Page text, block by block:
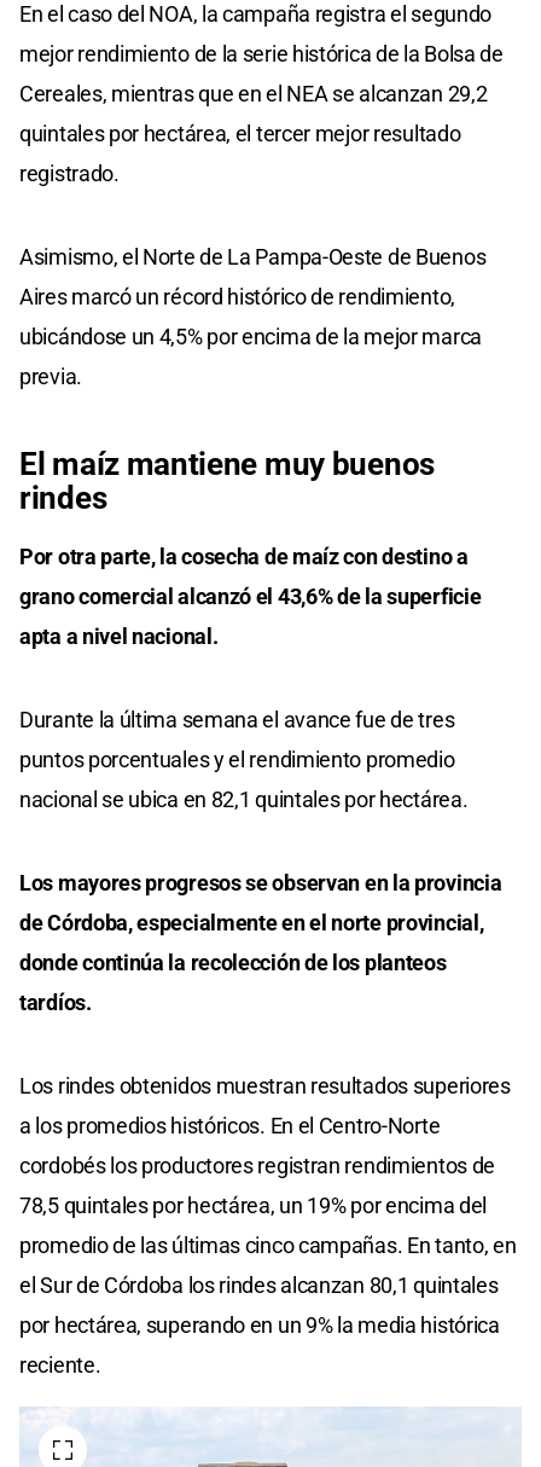
En el caso del NOA, la campaña registra el segundo
mejor rendimiento de la serie histórica de la Bolsa de
Cereales, mientras que en el NEA se alcanzan 29,2
quintales por hectárea, el tercer mejor resultado
registrado.
Asimismo, el Norte de La Pampa-Oeste de Buenos
Aires marcó un récord histórico de rendimiento,
ubicándose un 4,5% por encima de la mejor marca
previa.
El maíz mantiene muy buenos
rindes
Por otra parte, la cosecha de maíz con destino a
grano comercial alcanzó el 43,6% de la superficie
apta a nivel nacional.
Durante la última semana el avance fue de tres
puntos porcentuales y el rendimiento promedio
nacional se ubica en 82,1 quintales por hectárea.
Los mayores progresos se observan en la provincia
de Córdoba, especialmente en el norte provincial,
donde continúa la recolección de los planteos
tardíos.
Los rindes obtenidos muestran resultados superiores
a los promedios históricos. En el Centro-Norte
cordobés los productores registran rendimientos de
78,5 quintales por hectárea, un 19% por encima del
promedio de las últimas cinco campañas. En tanto, en
el Sur de Córdoba los rindes alcanzan 80,1 quintales
por hectárea, superando en un 9% la media histórica
reciente.